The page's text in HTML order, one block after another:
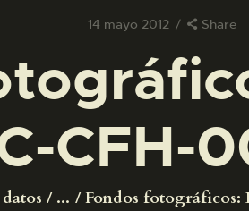
14 mayo 2012 Share
CFH-
... Fondos fotográficos: